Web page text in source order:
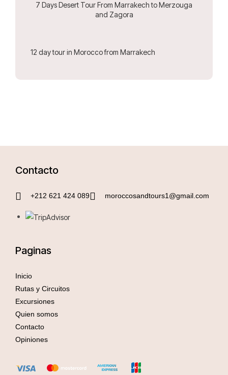
7 Days Desert Tour From Marrakech to Merzouga
and Zagora
12 day tour in Morocco from Marrakech
Contacto
+212 621 424 089 moroccosandtours1@gmail.com
Paginas
Inicio
Rutas y Circuitos
Excursiones
Quien somos
Contacto
Opiniones